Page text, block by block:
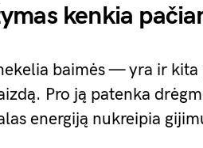
kenkia
baimės — yra ir
Pro ją patenka
energiją nukreipia